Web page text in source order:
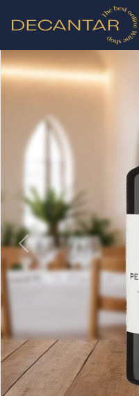
Previous